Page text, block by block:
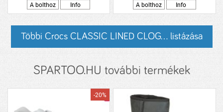
A bolthoz
Info
A bolthoz
Info
Többi Crocs CLASSIC LINED CLOG... listázása
SPARTOO.HU további termékek
-20%